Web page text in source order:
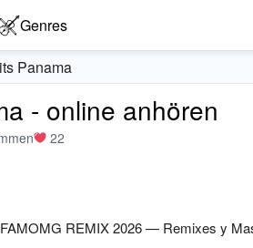
Genres
Panama
- online anhören
22
REMIX 2026 — Remixes y